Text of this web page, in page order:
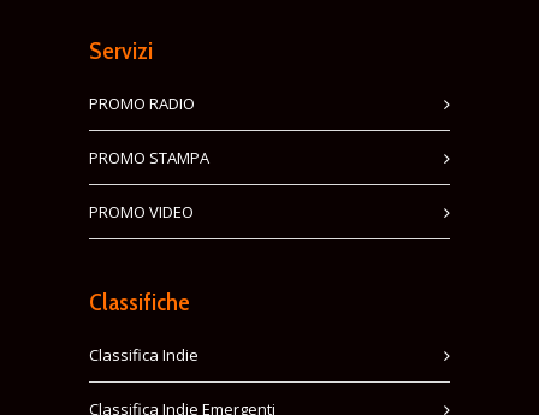
Servizi
PROMO RADIO
PROMO STAMPA
PROMO VIDEO
Classifiche
Classifica Indie
Classifica Indie Emergenti